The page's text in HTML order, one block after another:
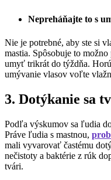
Nepreháňajte to s
Nie je potrebné, aby ste si
mastia. Spôsobuje to
umyť trikrát do týždňa.
umývanie vlasov voľte
3. Dotýkanie sa
Podľa výskumov sa ľudia
Práve ľudia s mastnou,
mali vyvarovať častému
nečistoty a baktérie z rúk
tvári.